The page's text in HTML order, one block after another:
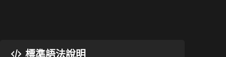
標準語法說明